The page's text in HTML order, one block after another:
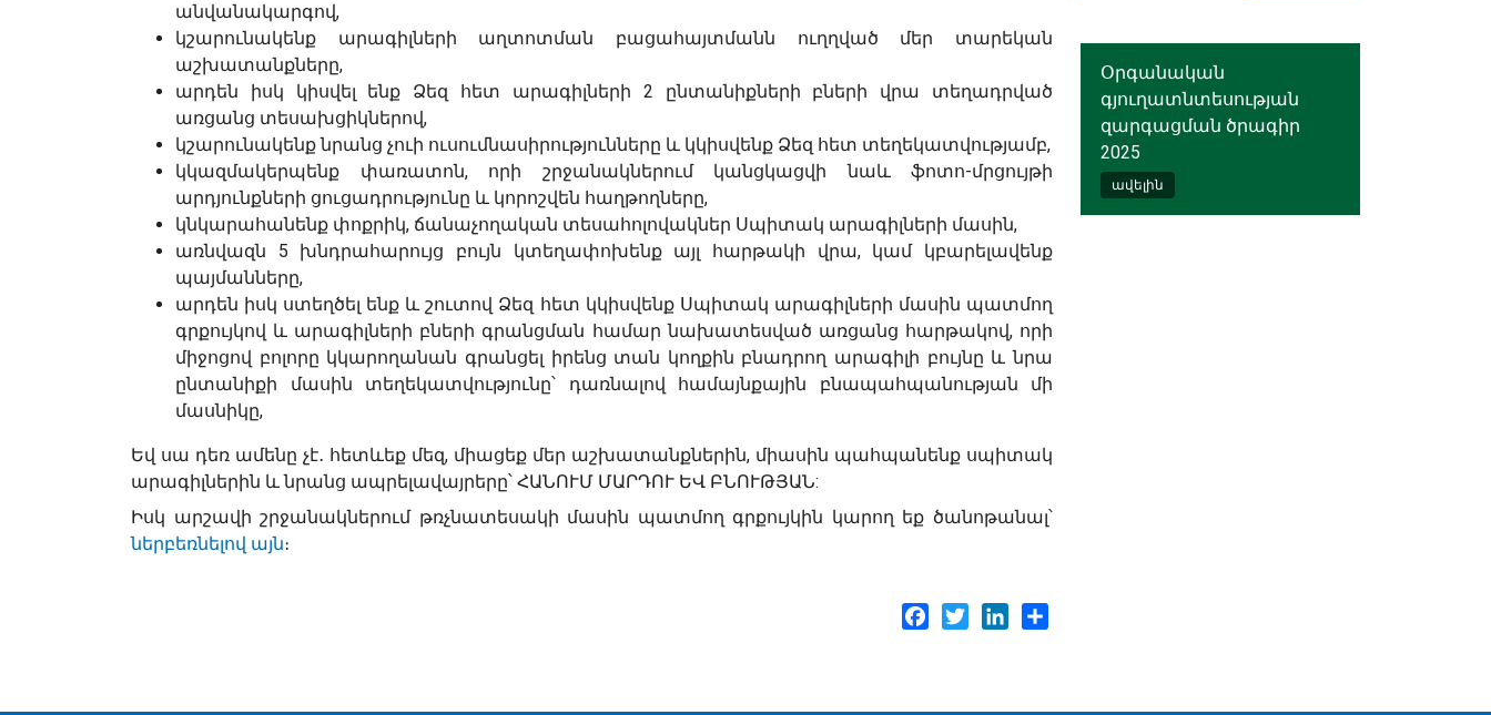
անվանակարգով,
կշարունակենք արագիլների աղտոտման բացահայտմանն ուղղված մեր տարեկան
աշխատանքները,
արդեն իսկ կիսվել ենք Ձեզ հետ արագիլների 2 ընտանիքների բների վրա տեղադրված
առցանց տեսախցիկներով,
կշարունակենք նրանց չուի ուսումնասիրությունները և կկիսվենք Ձեզ հետ տեղեկատվությամբ,
կկազմակերպենք փառատոն, որի շրջանակներում կանցկացվի նաև ֆոտո-մրցույթի
արդյունքների ցուցադրությունը և կորոշվեն հաղթողները,
կնկարահանենք փոքրիկ, ճանաչողական տեսահոլովակներ Սպիտակ արագիլների մասին,
առնվազն 5 խնդրահարույց բույն կտեղափոխենք այլ հարթակի վրա, կամ կբարելավենք
պայմանները,
արդեն իսկ ստեղծել ենք և շուտով Ձեզ հետ կկիսվենք Սպիտակ արագիլների մասին պատմող
գրքույկով և արագիլների բների գրանցման համար նախատեսված առցանց հարթակով, որի
միջոցով բոլորը կկարողանան գրանցել իրենց տան կողքին բնադրող արագիլի բույնը և նրա
ընտանիքի մասին տեղեկատվությունը՝ դառնալով համայնքային բնապահպանության մի
մասնիկը,
Եվ սա դեռ ամենը չէ․ հետևեք մեզ, միացեք մեր աշխատանքներին, միասին պահպանենք սպիտակ
արագիլներին և նրանց ապրելավայրերը՝ ՀԱՆՈՒՄ ՄԱՐԴՈՒ ԵՎ ԲՆՈՒԹՅԱՆ:
Իսկ արշավի շրջանակներում թռչնատեսակի մասին պատմող գրքույկին կարող եք ծանոթանալ՝
ներբեռնելով այն։
Facebook
Twitter LinkedIn
Օրգանական
գյուղատնտեսության
զարգացման ծրագիր
2025
ավելին